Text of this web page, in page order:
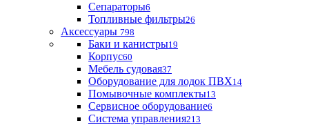
Сепараторы6
Топливные фильтры26
Аксессуары 798
Баки и канистры19
Корпус60
Мебель судовая37
Оборудование для лодок ПВХ14
Помывочные комплекты13
Сервисное оборудование6
Система управления213